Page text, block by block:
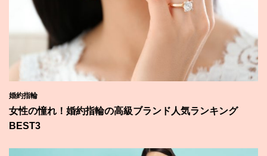
婚約指輪
女性の憧れ！婚約指輪の高級ブランド人気ランキング
BEST3